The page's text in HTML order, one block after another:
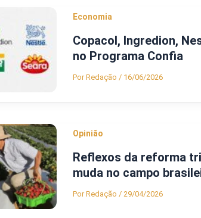
Economia
Copacol, Ingredion,
no Programa Confia
PorRedação / 16/06/2026
Opinião
Reflexos da reforma
muda no campo
PorRedação / 29/04/2026